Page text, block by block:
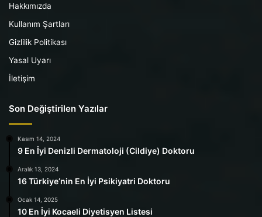
Hakkımızda
Kullanım Şartları
Gizlilik Politikası
Yasal Uyarı
İletişim
Son Değiştirilen Yazılar
Kasım 14, 2024
9 En İyi Denizli Dermatoloji (Cildiye) Doktoru
Aralık 13, 2024
16 Türkiye’nin En İyi Psikiyatri Doktoru
Ocak 14, 2025
10 En İyi Kocaeli Diyetisyen Listesi